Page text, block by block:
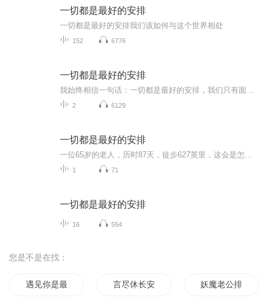
一切都是最好的安排
一切都是最好的安排我们该如何与这个世界相处
152 6776
一切都是最好的安排
2 6129
一切都是最好的安排
1 71
一切都是最好的安排
16 554
您是不是在找：
遇见你是最好的安排 言尽休长安 妖魔老公排排站